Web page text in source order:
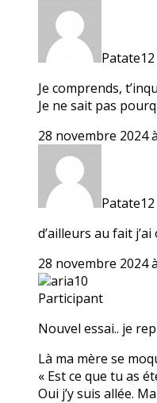
Patate12
Je comprends,
Je ne sait pas
28 novembre 2024
Patate12
d’ailleurs au fait
28 novembre 2024
aria10
Participant
Nouvel essai.. je
Là ma mère se
« Est ce que tu as
Oui j’y suis allée.